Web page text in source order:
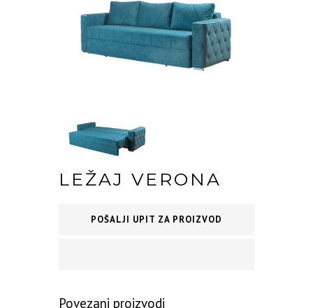
LEŽAJ VERONA
POŠALJI UPIT ZA PROIZVOD
Povezani proizvodi